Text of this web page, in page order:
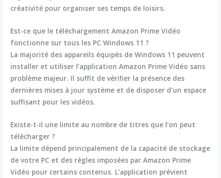
créativité pour organiser ses temps de loisirs.
Est-ce que le téléchargement Amazon Prime Vidéo
fonctionne sur tous les PC Windows 11 ?
La majorité des appareils équipés de Windows 11 peuvent
installer et utiliser l’application Amazon Prime Vidéo sans
problème majeur. Il suffit de vérifier la présence des
dernières mises à jour système et de disposer d’un espace
suffisant pour les vidéos.
Existe-t-il une limite au nombre de titres que l’on peut
télécharger ?
La limite dépend principalement de la capacité de stockage
de votre PC et des règles imposées par Amazon Prime
Vidéo pour certains contenus. L’application prévient